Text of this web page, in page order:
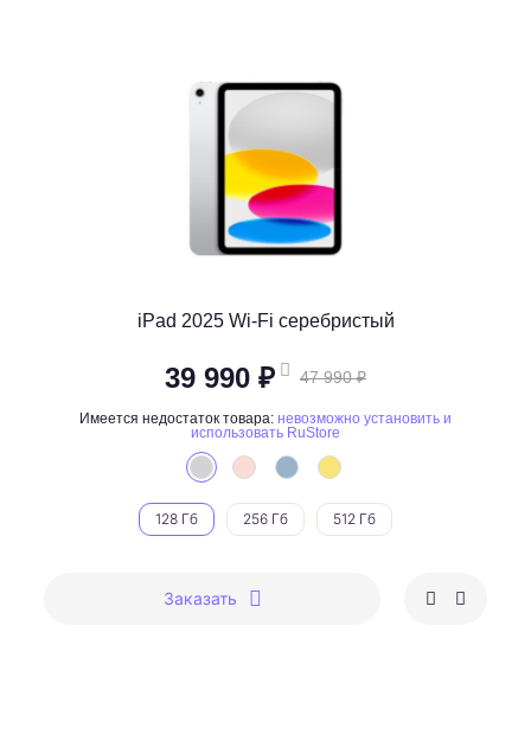
iPad 2025 Wi-Fi серебристый
39 990 ₽ 47 990 ₽
Имеется недостаток товара: невозможно установить и
использовать RuStore
128 Гб 256 Гб 512 Гб
Заказать